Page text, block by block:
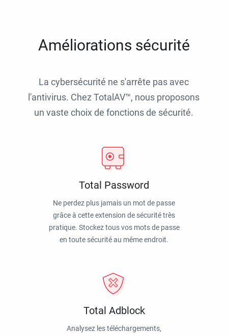
Améliorations sécurité
La cybersécurité ne s'arrête pas avec
l'antivirus. Chez TotalAV™, nous proposons
un vaste choix de fonctions de sécurité.
Total Password
Ne perdez plus jamais un mot de passe
grâce à cette extension de sécurité très
pratique. Stockez tous vos mots de passe
en toute sécurité au même endroit.
Total Adblock
Analysez les téléchargements,